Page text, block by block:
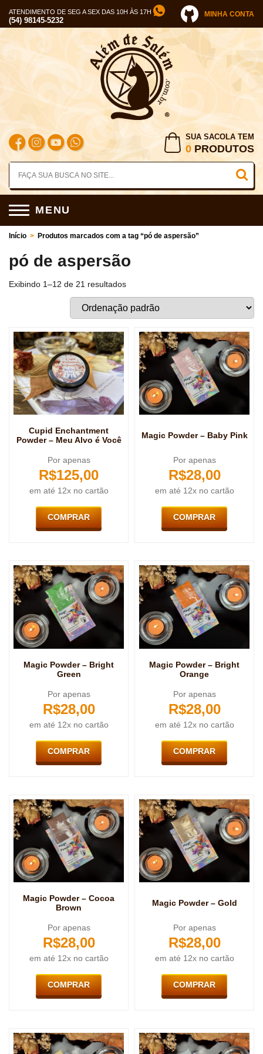
ATENDIMENTO DE SEG A SEX DAS 10H ÀS 17H
(54) 98145-5232
MINHA CONTA
SUA SACOLA TEM
0 PRODUTOS
MENU
Início > Produtos marcados com a tag “pó de aspersão”
pó de aspersão
Exibindo 1–12 de 21 resultados
Cupid Enchantment
Powder – Meu Alvo é Você
Por apenas
R$125,00
em até 12x no cartão
COMPRAR
Magic Powder – Baby Pink
Por apenas
R$28,00
em até 12x no cartão
COMPRAR
Magic Powder – Bright
Green
Por apenas
R$28,00
em até 12x no cartão
COMPRAR
Magic Powder – Bright
Orange
Por apenas
R$28,00
em até 12x no cartão
COMPRAR
Magic Powder – Cocoa
Brown
Por apenas
R$28,00
em até 12x no cartão
COMPRAR
Magic Powder – Gold
Por apenas
R$28,00
em até 12x no cartão
COMPRAR